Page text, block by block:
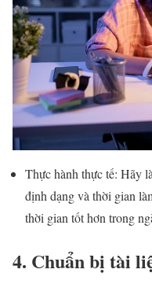
Thực hành thực tế: Hãy
định dạng và thời gian
thời gian tốt hơn trong
4. Chuẩn bị tài